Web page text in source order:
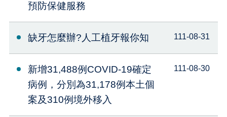
預防保健服務
缺牙怎麼辦?人工植牙報你知 111-08-31
新增31,488例COVID-19確定
病例，分別為31,178例本土個
案及310例境外移入
111-08-30